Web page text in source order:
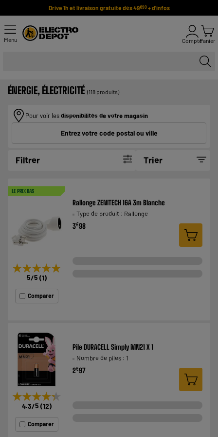
Drive 1h et livraison gratuite dès 49€90 + d'infos
Menu ComptePanier
ÉNERGIE, ÉLECTRICITÉ (118 produits)
Pour voir lesdisponibilités de votre magasin
Entrez votre code postal ou ville
Filtrer Trier
LE PRIX BAS
★★★★★
★★★★★
5/5 (1)
Comparer
Rallonge ZENITECH 16A 3m Blanche
Type de produit : Rallonge
3€98
★★★★★
★★★★★
4.3/5 (12)
Comparer
Pile DURACELL Simply MN21 X 1
Nombre de piles : 1
2€97